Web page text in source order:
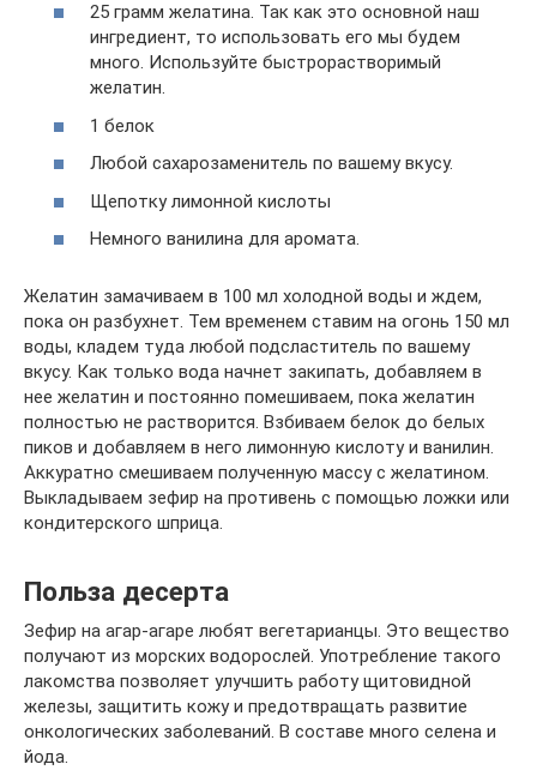
25 грамм желатина. Так как это основной наш
ингредиент, то использовать его мы будем
много. Используйте быстрорастворимый
желатин.
1 белок
Любой сахарозаменитель по вашему вкусу.
Щепотку лимонной кислоты
Немного ванилина для аромата.
Желатин замачиваем в 100 мл холодной воды и ждем,
пока он разбухнет. Тем временем ставим на огонь 150 мл
воды, кладем туда любой подсластитель по вашему
вкусу. Как только вода начнет закипать, добавляем в
нее желатин и постоянно помешиваем, пока желатин
полностью не растворится. Взбиваем белок до белых
пиков и добавляем в него лимонную кислоту и ванилин.
Аккуратно смешиваем полученную массу с желатином.
Выкладываем зефир на противень с помощью ложки или
кондитерского шприца.
Польза десерта
Зефир на агар-агаре любят вегетарианцы. Это вещество
получают из морских водорослей. Употребление такого
лакомства позволяет улучшить работу щитовидной
железы, защитить кожу и предотвращать развитие
онкологических заболеваний. В составе много селена и
йода.